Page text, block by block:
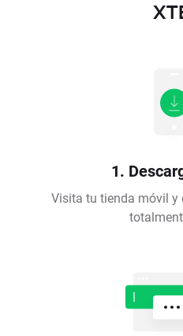
1.
Visita tu tienda móvil y